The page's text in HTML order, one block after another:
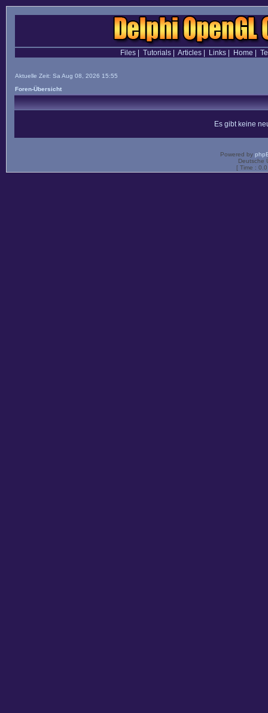
Files| Tutorials| Articles| Links| Home
Aktuelle Zeit: Sa Aug 08, 2026 15:55
Foren-Übersicht
Es gibt keine
Powered by
Deutsche
[ Time :